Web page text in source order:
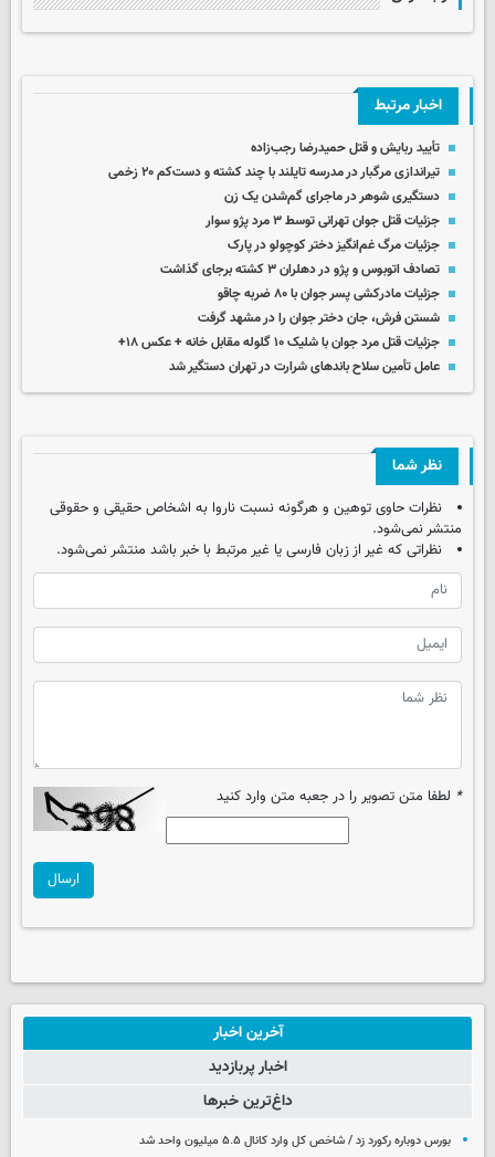
اخبار مرتبط
تأیید ربایش و قتل حمیدرضا رجب‌زاده
تیراندازی مرگبار در مدرسه‌ تایلند با چند کشته و دست‌کم ۲۰ زخمی
دستگیری شوهر در ماجرای گم‌شدن یک زن
جزئیات قتل جوان تهرانی توسط ۳ مرد پژو سوار
جزئیات مرگ غم‌انگیز دختر کوچولو در پارک
تصادف اتوبوس و پژو در دهلران ۳ کشته برجای گذاشت
جزئیات مادرکشی پسر جوان با ۸۰ ضربه چاقو
شستن فرش، جان دختر جوان را در مشهد گرفت
جزئیات قتل مرد جوان با شلیک ۱۰ گلوله مقابل خانه + عکس ۱۸+
عامل تأمین سلاح باندهای شرارت در تهران دستگیر شد
نظر شما
نظرات حاوی توهین و هرگونه نسبت ناروا به اشخاص حقیقی و حقوقی
منتشر نمی‌شود.
نظراتی که غیر از زبان فارسی یا غیر مرتبط با خبر باشد منتشر نمی‌شود.
* لطفا متن تصویر را در جعبه متن وارد کنید
ارسال
آخرین اخبار
اخبار پربازدید
داغ‌ترین خبرها
بورس دوباره رکورد زد / شاخص کل وارد کانال ۵.۵ میلیون واحد شد